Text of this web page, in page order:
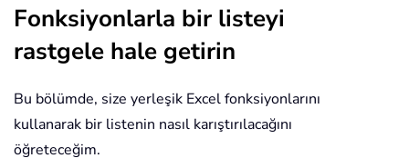
Fonksiyonlarla bir listeyi
rastgele hale getirin
Bu bölümde, size yerleşik Excel fonksiyonlarını
kullanarak bir listenin nasıl karıştırılacağını
öğreteceğim.